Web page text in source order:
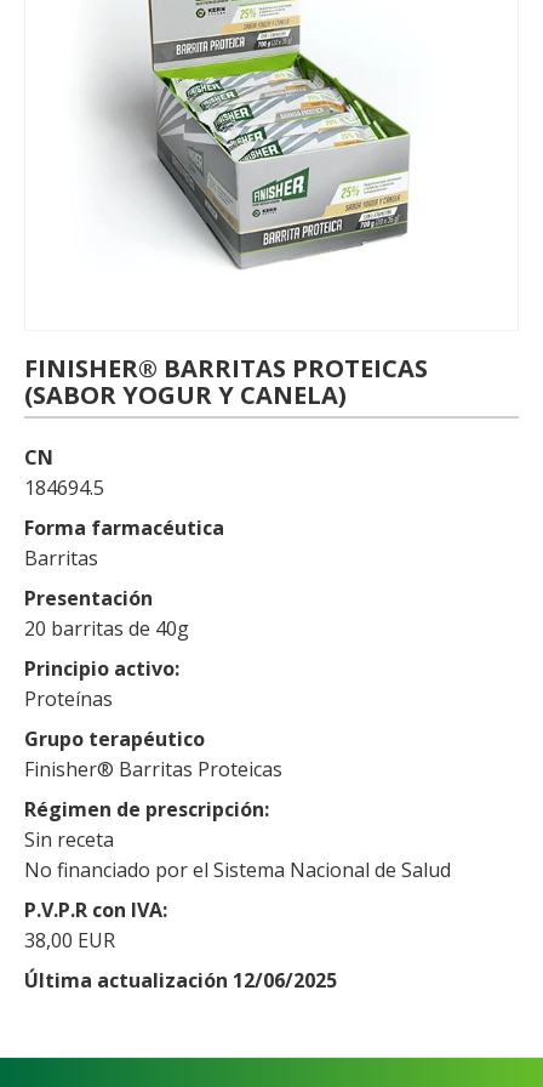
FINISHER® BARRITAS PROTEICAS
(SABOR YOGUR Y CANELA)
CN
184694.5
Forma farmacéutica
Barritas
Presentación
20 barritas de 40g
Principio activo
Proteínas
Grupo terapéutico
Finisher® Barritas Proteicas
Régimen de prescripción
Sin receta
No financiado por el Sistema Nacional de Salud
P.V.P.R con IVA
38,00 EUR
Última actualización 12/06/2025